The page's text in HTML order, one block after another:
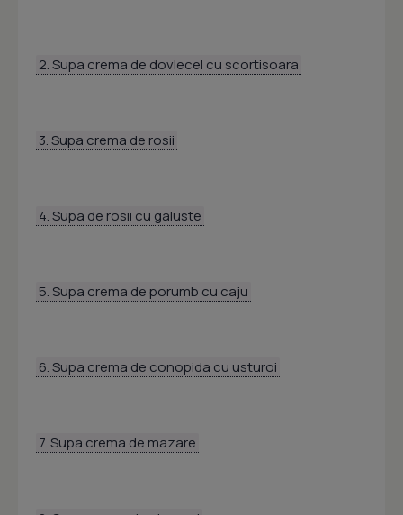
2. Supa crema de dovlecel cu scortisoara
3. Supa crema de rosii
4. Supa de rosii cu galuste
5. Supa crema de porumb cu caju
6. Supa crema de conopida cu usturoi
7. Supa crema de mazare